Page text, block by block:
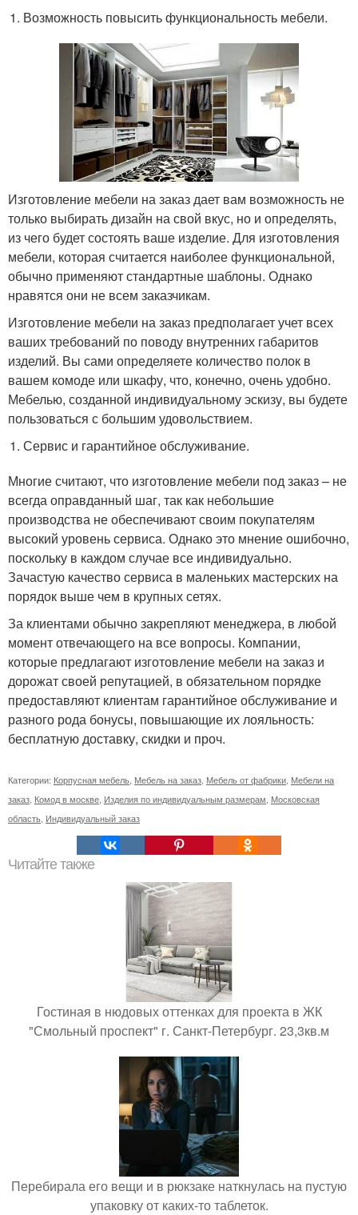
Возможность повысить функциональность мебели.
Изготовление мебели на заказ дает вам возможность не
только выбирать дизайн на свой вкус, но и определять,
из чего будет состоять ваше изделие. Для изготовления
мебели, которая считается наиболее функциональной,
обычно применяют стандартные шаблоны. Однако
нравятся они не всем заказчикам.
Изготовление мебели на заказ предполагает учет всех
ваших требований по поводу внутренних габаритов
изделий. Вы сами определяете количество полок в
вашем комоде или шкафу, что, конечно, очень удобно.
Мебелью, созданной индивидуальному эскизу, вы будете
пользоваться с большим удовольствием.
Сервис и гарантийное обслуживание.
Многие считают, что изготовление мебели под заказ – не
всегда оправданный шаг, так как небольшие
производства не обеспечивают своим покупателям
высокий уровень сервиса. Однако это мнение ошибочно,
поскольку в каждом случае все индивидуально.
Зачастую качество сервиса в маленьких мастерских на
порядок выше чем в крупных сетях.
За клиентами обычно закрепляют менеджера, в любой
момент отвечающего на все вопросы. Компании,
которые предлагают изготовление мебели на заказ и
дорожат своей репутацией, в обязательном порядке
предоставляют клиентам гарантийное обслуживание и
разного рода бонусы, повышающие их лояльность:
бесплатную доставку, скидки и проч.
Категории: Корпусная мебель Мебель на заказ Мебель от фабрики Мебели на
заказ Комод в москве Изделия по индивидуальным размерам Московская
область Индивидуальный заказ
Читайте также
Гостиная в нюдовых оттенках для проекта в ЖК
"Смольный проспект" г. Санкт-Петербург. 23,3кв.м
Перебирала его вещи и в рюкзаке наткнулась на пустую
упаковку от каких-то таблеток.